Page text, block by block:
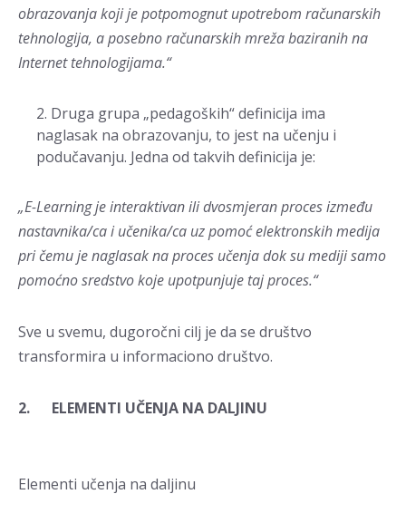
obrazovanja koji je potpomognut upotrebom računarskih
tehnologija, a posebno računarskih mreža baziranih na
Internet tehnologijama.“
Druga grupa „pedagoških“ definicija ima
naglasak na obrazovanju, to jest na učenju i
podučavanju. Jedna od takvih definicija je:
„E-Learning je interaktivan ili dvosmjeran proces između
nastavnika/ca i učenika/ca uz pomoć elektronskih medija
pri čemu je naglasak na proces učenja dok su mediji samo
pomoćno sredstvo koje upotpunjuje taj proces.“
Sve u svemu, dugoročni cilj je da se društvo
transformira u informaciono društvo.
2. ELEMENTI UČENJA NA DALJINU
Elementi učenja na daljinu